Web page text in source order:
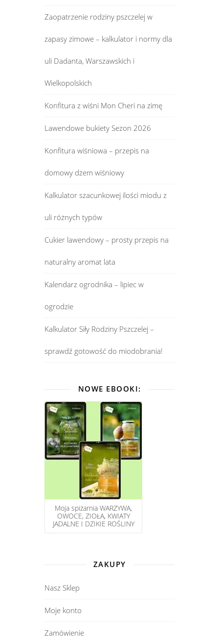
Zaopatrzenie rodziny pszczelej w
zapasy zimowe – kalkulator i normy dla
uli Dadanta, Warszawskich i
Wielkopolskich
Konfitura z wiśni Mon Cheri na zimę
Lawendowe bukiety Sezon 2026
Konfitura wiśniowa – przepis na
domowy dżem wiśniowy
Kalkulator szacunkowej ilości miodu z
uli różnych typów
Cukier lawendowy – prosty przepis na
naturalny aromat lata
Kalendarz ogrodnika – lipiec w
ogrodzie
Kalkulator Siły Rodziny Pszczelej –
sprawdź gotowość do miodobrania!
NOWE EBOOKI:
Moja spiżarnia WARZYWA,
OWOCE, ZIOŁA, KWIATY
JADALNE I DZIKIE ROŚLINY
ZAKUPY
Nasz Sklep
Moje konto
Zamówienie